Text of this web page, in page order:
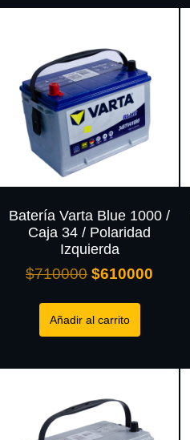
Batería Varta Blue 1000 /
Caja 34 / Polaridad
Izquierda
$710000 $610000
Añadir al carrito